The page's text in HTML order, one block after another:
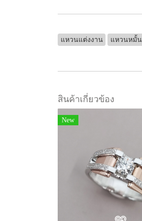
แหวนแต่งงาน แหวนหมั้น
สินค้าเกี่ยวข้อง
New